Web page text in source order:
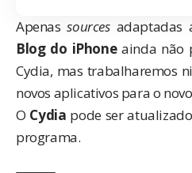
Apenassourcesadaptadas
Blog do iPhoneainda não
Cydia, mas trabalharemos
novos aplicativos para o
O Cydia pode ser
programa.